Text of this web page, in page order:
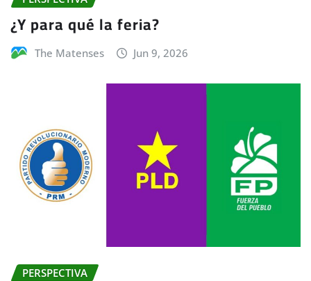
¿Y para qué la feria?
The Matenses Jun 9, 2026
PERSPECTIVA